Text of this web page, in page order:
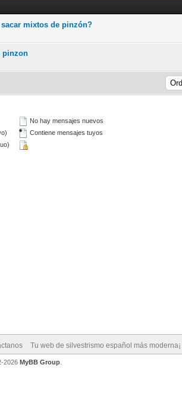
mixtos de pinzón?
12 voto(s) - Media 2.58 de 5
1234 5
pinzon
10 voto(s) - Media 2.3 de 5
No hay mensajes nuevos
Contiene mensajes tuyos
Tu web de silvestrismo español más moderna¡
2026 MyBB Group